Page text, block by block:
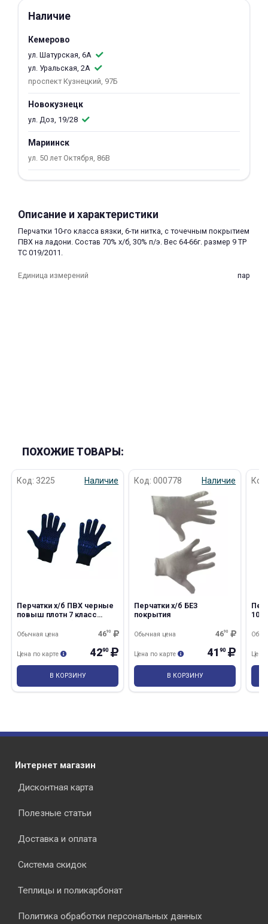
Наличие
Кемерово
ул. Шатурская, 6А
ул. Уральская, 2А
проспект Кузнецкий, 97Б
Новокузнецк
ул. Доз, 19/28
Мариинск
ул. 50 лет Октября, 86В
Описание и характеристики
Перчатки 10-го класса вязки, 6-ти нитка, с точечным покрытием
ПВХ на ладони. Состав 70% х/б, 30% п/э. Вес 64-66г. размер 9 ТР
ТС 019/2011.
Единица измерений пар
ПОХОЖИЕ ТОВАРЫ:
Код: 3225 Наличие
Перчатки х/б ПВХ черные
повыш плотн 7 класс
4690
Обычная цена
4290
Цена по карте
В КОРЗИНУ
Код: 000778 Наличие
Перчатки х/б БЕЗ
покрытия
4690
Обычная цена
4190
Цена по карте
В КОРЗИНУ
10/
Цена
об оплате Плайтом
недели
Остались вопросы?
8 800 302-02-51
Интернет магазин
Дисконтная карта
Полезные статьи
Доставка и оплата
Система скидок
Теплицы и поликарбонат
Политика обработки персональных данных